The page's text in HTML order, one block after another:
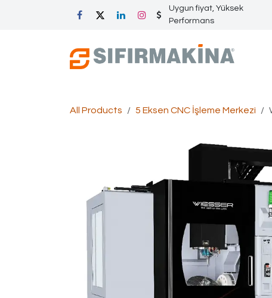
Uygun fiyat, Yüksek
Performans
All Products 5 Eksen CNC İşleme Merkezi